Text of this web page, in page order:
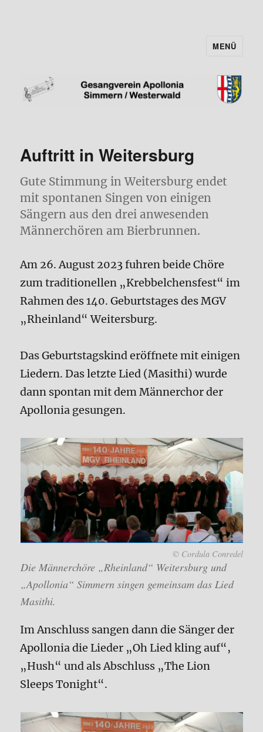
MENÜ
Auftritt in Weitersburg
Gute Stimmung in Weitersburg endet
mit spontanen Singen von einigen
Sängern aus den drei anwesenden
Männerchören am Bierbrunnen.
Am 26. August 2023 fuhren beide Chöre
zum traditionellen „Krebbelchensfest“ im
Rahmen des 140. Geburtstages des MGV
„Rheinland“ Weitersburg.
Das Geburtstagskind eröffnete mit einigen
Liedern. Das letzte Lied (Masithi) wurde
dann spontan mit dem Männerchor der
Apollonia gesungen.
© Cordula Conredel
Die Männerchöre „Rheinland“ Weitersburg und
„Apollonia“ Simmern singen gemeinsam das Lied
Masithi.
Im Anschluss sangen dann die Sänger der
Apollonia die Lieder „Oh Lied kling auf“,
„Hush“ und als Abschluss „The Lion
Sleeps Tonight“.